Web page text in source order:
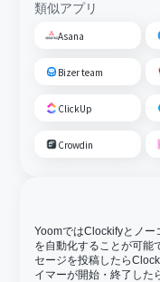
類似アプリ
Asana
Bizer team
ClickUp
Crowdin
YoomではClockifyとノ
を自動化することが可能
セージを投稿したら
イマーが開始・終了した